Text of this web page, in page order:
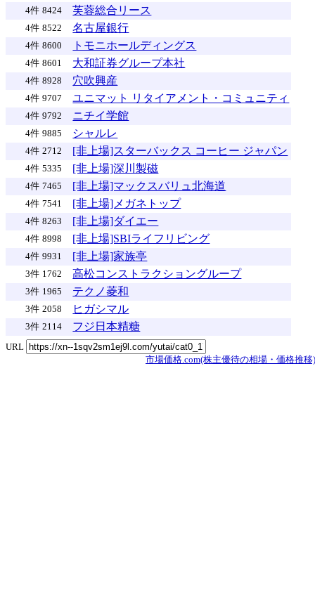
4件 8424 芙蓉総合リース
4件 8522 名古屋銀行
4件 8600 トモニホールディングス
4件 8601 大和証券グループ本社
4件 8928 穴吹興産
4件 9707 ユニマット リタイアメント・コミュニティ
4件 9792 ニチイ学館
4件 9885 シャルレ
4件 2712 [非上場]スターバックス コーヒー ジャパン
4件 5335 [非上場]深川製磁
4件 7465 [非上場]マックスバリュ北海道
4件 7541 [非上場]メガネトップ
4件 8263 [非上場]ダイエー
4件 8998 [非上場]SBIライフリビング
4件 9931 [非上場]家族亭
3件 1762 高松コンストラクショングループ
3件 1965 テクノ菱和
3件 2058 ヒガシマル
3件 2114 フジ日本精糖
URL
市場価格.com(株主優待の相場・価格推移)